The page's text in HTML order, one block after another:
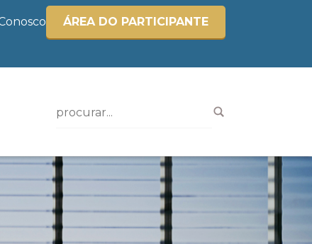
ÁREA DO PARTICIPANTE